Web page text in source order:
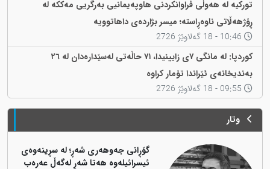
تورکیە لە هەوڵی فراوانکردنی هاوپەیمانیی بەرگریی مەککە لە
ڕۆژهەڵاتی ناوەڕاستە؛ میسر بژاردەی داهاتوویە
کوردپا: لە مانگی ٧ی زایینیدا، ٧١ حاڵەتی لەسێدارەدان لە ٢٦
بەندیخانەی ئێراندا تۆمار کراوە
وتار
گۆڕانی جەوهەری شەڕ؛ لە سڕینەوەی
ئیسرائیلەوە هەتا شەڕ لەگەڵ عەرەب